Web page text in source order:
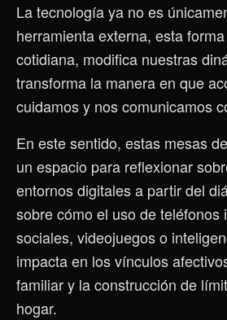
La tecnología ya no es
herramienta externa, esta
cotidiana, modifica nuestras
transforma la manera en que
cuidamos y nos comunicamos
En este sentido, estas mesas
un espacio para reflexionar
entornos digitales a partir del
sobre cómo el uso de teléfonos
sociales, videojuegos o
impacta en los vínculos
familiar y la construcción de
hogar.